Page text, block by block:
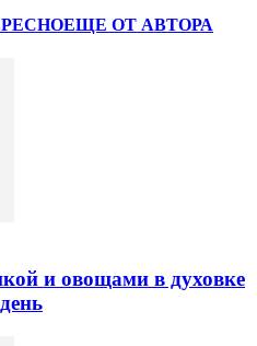
ЕЩЕ ОТ АВТОРА
и овощами в духовке